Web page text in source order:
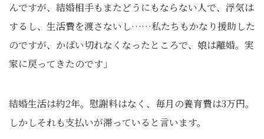
んですが、結婚相手もまたどうにもならない人で、浮気は
するし、生活費を渡さないし……私たちもかなり援助した
のですが、かばい切れなくなったところで、娘は離婚。実
家に戻ってきたのです」
結婚生活は約2年。慰謝料はなく、毎月の養育費は3万円。
しかしそれも支払いが滞っていると言います。